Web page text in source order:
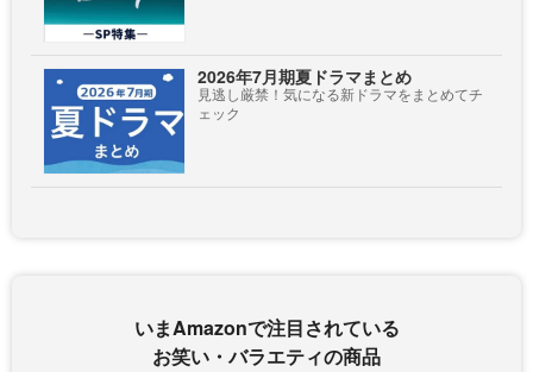
2026年7月期夏ドラマまとめ
見逃し厳禁！気になる新ドラマをまとめてチ
ェック
いまAmazonで注目されている
お笑い・バラエティの商品